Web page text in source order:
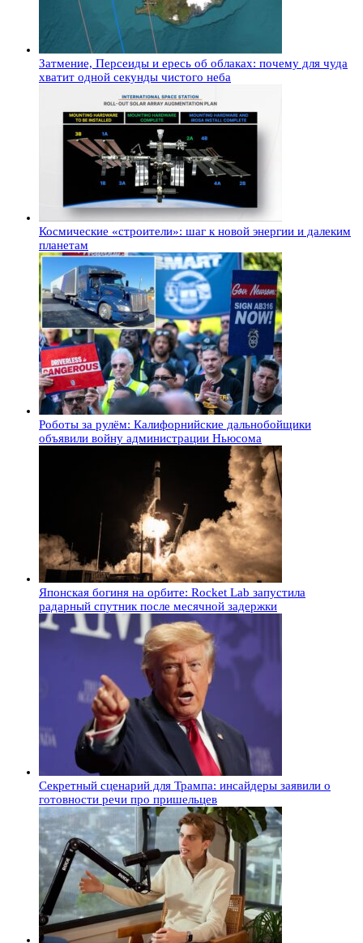
Затмение, Персеиды и ересь об облаках: почему для чуда
хватит одной секунды чистого неба
Космические «строители»: шаг к новой энергии и далеким
планетам
Роботы за рулём: Калифорнийские дальнобойщики
объявили войну администрации Ньюсома
Японская богиня на орбите: Rocket Lab запустила
радарный спутник после месячной задержки
Секретный сценарий для Трампа: инсайдеры заявили о
готовности речи про пришельцев